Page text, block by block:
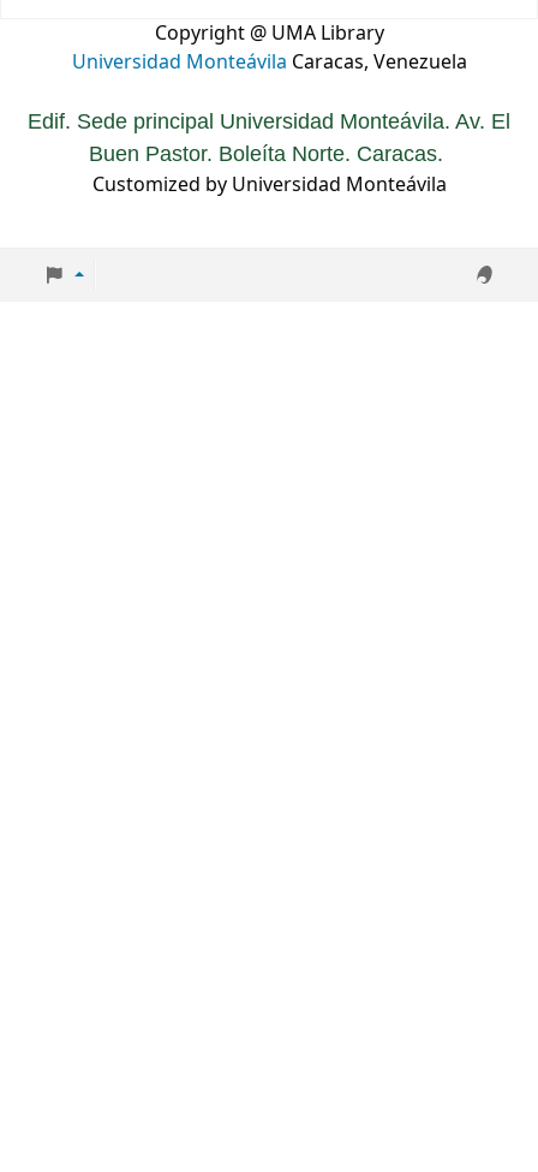
Copyright @ UMA Library
Universidad Monteávila Caracas, Venezuela
Edif. Sede principal Universidad Monteávila. Av. El
Buen Pastor. Boleíta Norte. Caracas.
Customized by Universidad Monteávila